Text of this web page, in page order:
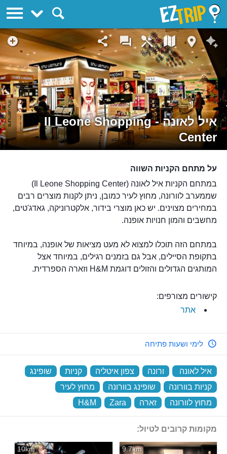
איל לאונה - Il Leone Shopping
Center
על מתחם הקניות השווה
במתחם הקניות איל לאונה (Il Leone Shopping Center)
שממערב לוורונה, מחוץ לעיר כמובן, ניתן לקנות מוצרים רבים
במחירים מצוינים. יש כאן מוצרי בידור, אלקטרוניקה, גאדג'טים,
מחשבים והמון חנויות אופנה.
במתחם הזה תוכלו למצוא לא מעט מציאות של אופנה, במיוחד
בתקופת הסיילים, אבל גם בזמנים רגילים, במיוחד אצל
המותגים הגדולים והזולים דוגמת H&M וזארה הספרדית.
קישורים מצורפים:
אתר
לימי ושעות פתיחה
איל לאונה ורונה צפון איטליה קניות שופינג
קניות בוורונה
שופינג בוורונה מחוץ לעיר
מחוץ לוורונה
זארה Zara
H&M
מקומות קרובים לטיול:
9.7km
10km
EZTrip